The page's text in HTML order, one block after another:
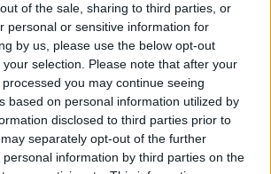
of the sale, sharing to third parties, or
personal or sensitive information for
by us, please use the below opt-out
selection. Please note that after your
you may continue seeing
based on personal information utilized by
disclosed to third parties prior to
separately opt-out of the further
information by third parties on the
Θέση Γραφέα στο Επαρχ.
Λεμεσού